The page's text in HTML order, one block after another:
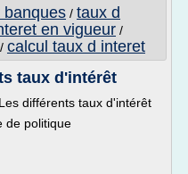
banques / taux d
en vigueur /
/ calcul taux d interet
taux d'intérêt
différents taux d'intérêt
de politique